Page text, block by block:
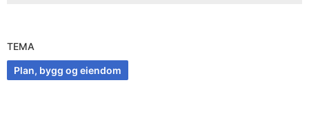
TEMA
Plan, bygg og eiendom